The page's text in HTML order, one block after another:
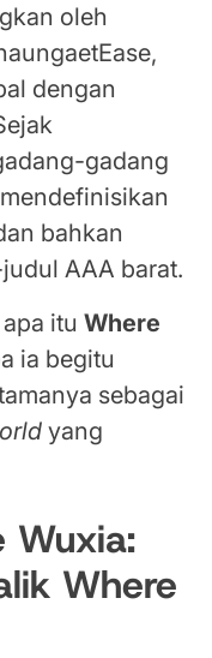
oleh
dengan
gadang
bahkan
AAA barat.
itu Where
ia begitu
sebagai
yang
Wuxia:
Where